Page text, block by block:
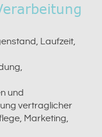
Laufzeit,
und
vertraglicher
Marketing,